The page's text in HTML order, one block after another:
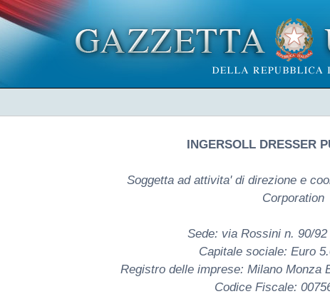
INGERSOLL DRESSER
Soggetta ad attivita' di direzione e
Corporation
Sede: via Rossini n. 90/
Capitale sociale: Euro
Registro delle imprese: Milano Monza
Codice Fiscale: